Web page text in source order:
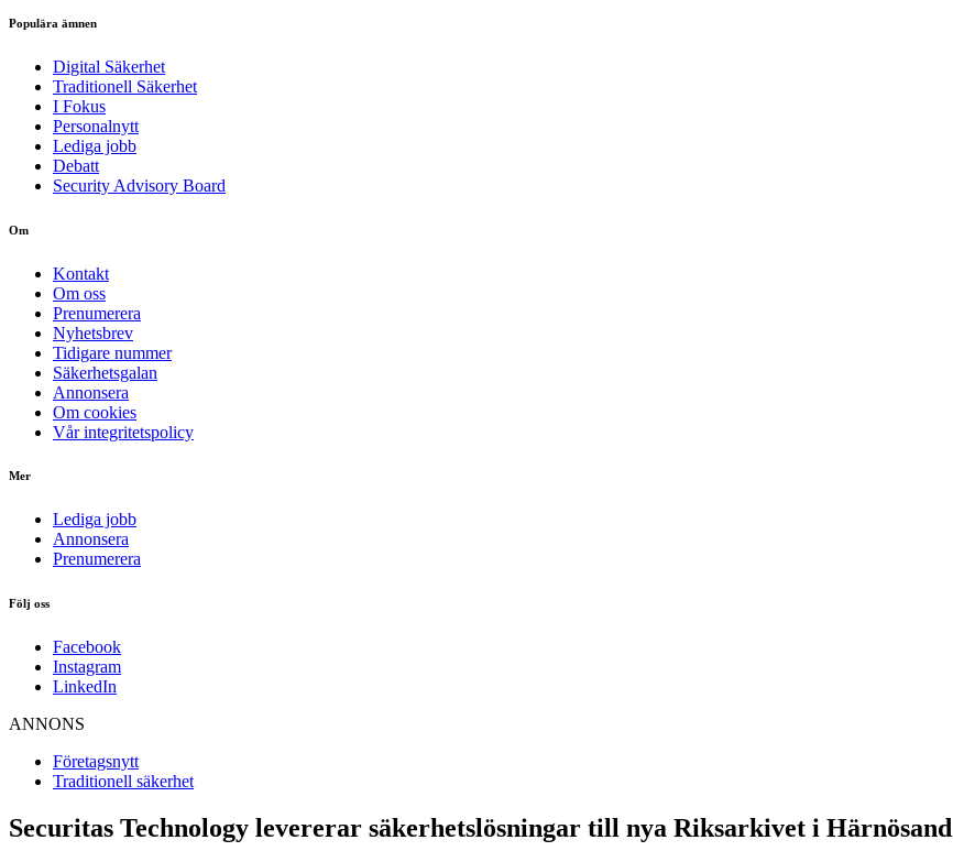
Populära ämnen
Digital Säkerhet
Traditionell Säkerhet
I Fokus
Personalnytt
Lediga jobb
Debatt
Security Advisory Board
Om
Kontakt
Om oss
Prenumerera
Nyhetsbrev
Tidigare nummer
Säkerhetsgalan
Annonsera
Om cookies
Vår integritetspolicy
Mer
Lediga jobb
Annonsera
Prenumerera
Följ oss
Facebook
Instagram
LinkedIn
ANNONS
Företagsnytt
Traditionell säkerhet
Securitas Technology levererar säkerhetslösningar till nya Riksarkivet i Härnösand